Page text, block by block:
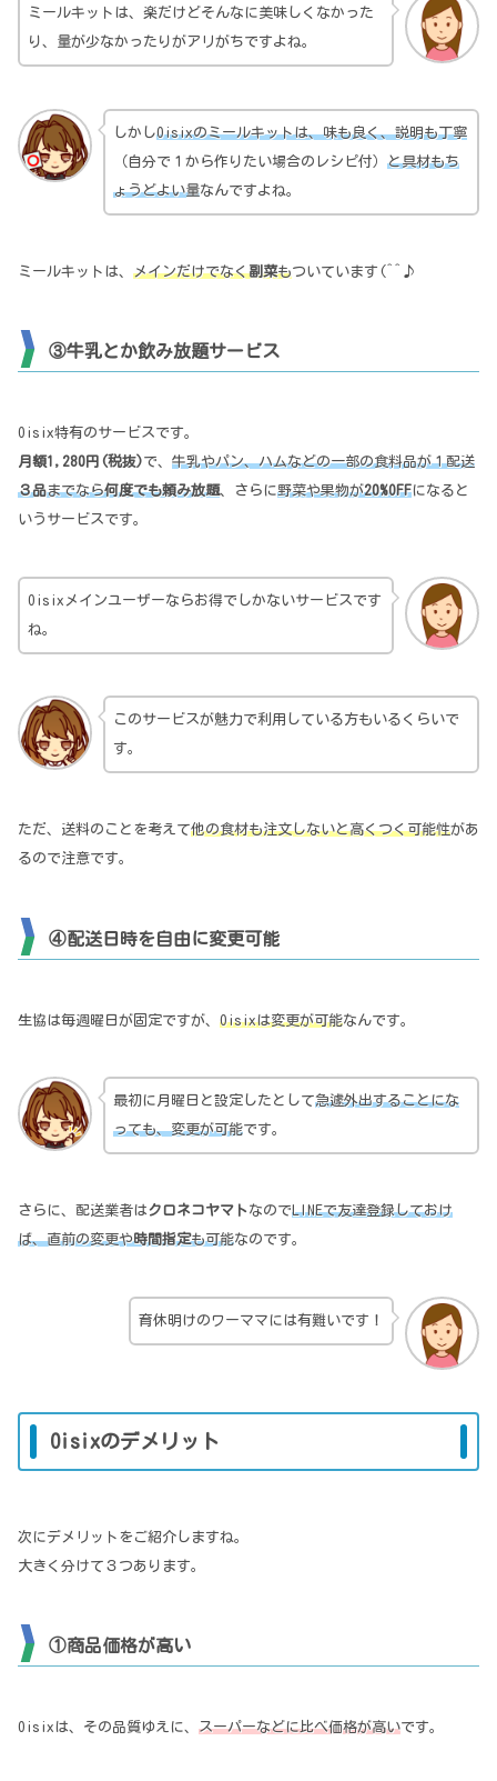
ミールキットは、楽だけどそんなに美味しくなかった
り、量が少なかったりがアリがちですよね。
しかしOisixのミールキットは、味も良く、説明も丁寧
（自分で１から作りたい場合のレシピ付） と具材もち
ょうどよい量なんですよね。
ミールキットは、 メインだけでなく副菜もついています(^^♪
③牛乳とか飲み放題サービス
Oisix特有のサービスです。
月額1,280円(税抜)で、 牛乳やパン、ハムなどの一部の食料品が１配送
３品までなら何度でも頼み放題、さらに野菜や果物が20%OFFになると
いうサービスです。
Oisixメインユーザーならお得でしかないサービスです
ね。
このサービスが魅力で利用している方もいるくらいで
す。
ただ、送料のことを考えて他の食材も注文しないと高くつく可能性があ
るので注意です。
④配送日時を自由に変更可能
生協は毎週曜日が固定ですが、 Oisixは変更が可能なんです。
最初に月曜日と設定したとして急遽外出することにな
っても、変更が可能です。
さらに、配送業者はクロネコヤマトなのでLINEで友達登録しておけ
ば、直前の変更や時間指定も可能なのです。
育休明けのワーママには有難いです！
Oisixのデメリット
次にデメリットをご紹介しますね。
大きく分けて３つあります。
①商品価格が高い
Oisixは、その品質ゆえに、 スーパーなどに比べ価格が高いです。